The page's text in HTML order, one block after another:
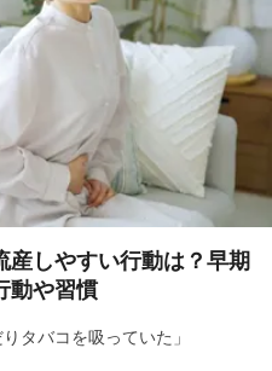
産しやすい行動は？早期
動や習慣
タバコを吸っていた」